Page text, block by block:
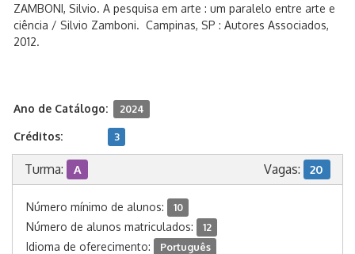
ZAMBONI, Silvio. A pesquisa em arte : um paralelo entre arte e
ciência / Silvio Zamboni. ​ Campinas, SP : Autores Associados,
2012.
Ano de Catálogo: 2024
Créditos: 3
Turma: A Vagas: 20
Número mínimo de alunos: 10
Número de alunos matriculados: 12
Idioma de oferecimento: Português